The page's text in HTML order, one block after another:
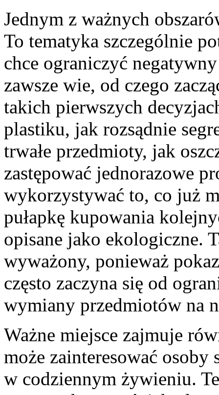
Jednym z ważnych
To tematyka szczególnie
chce ograniczyć
zawsze wie, od czego
takich pierwszych
plastiku, jak rozsądnie
trwałe przedmioty, jak
zastępować jednorazowe
wykorzystywać to, co już
pułapkę kupowania
opisane jako ekologiczne.
wyważony, ponieważ
często zaczyna się od
wymiany przedmiotów na
Ważne miejsce zajmuje
może zainteresować osoby
w codziennym żywieniu.